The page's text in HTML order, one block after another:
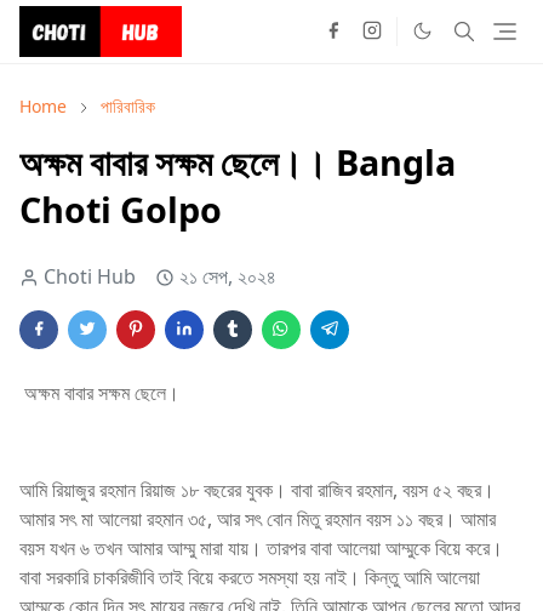
Home পারিবারিক
অক্ষম বাবার সক্ষম ছেলে।। Bangla
Choti Golpo
Choti Hub ২১ সেপ, ২০২৪
অক্ষম বাবার সক্ষম ছেলে।
আমি রিয়াজুর রহমান রিয়াজ ১৮ বছরের যুবক। বাবা রাজিব রহমান, বয়স ৫২ বছর।
আমার সৎ মা আলেয়া রহমান ৩৫, আর সৎ বোন মিতু রহমান বয়স ১১ বছর। আমার
বয়স যখন ৬ তখন আমার আম্মু মারা যায়। তারপর বাবা আলেয়া আম্মুকে বিয়ে করে।
বাবা সরকারি চাকরিজীবি তাই বিয়ে করতে সমস্যা হয় নাই। কিন্তু আমি আলেয়া